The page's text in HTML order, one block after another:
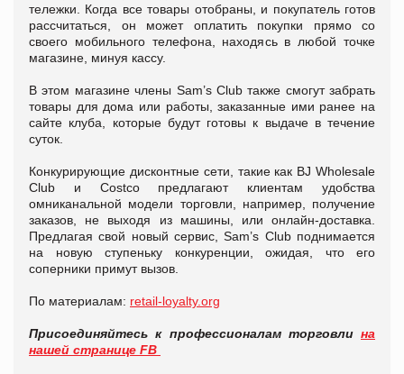
тележки. Когда все товары отобраны, и покупатель готов
рассчитаться, он может оплатить покупки прямо со
своего мобильного телефона, находясь в любой точке
магазине, минуя кассу.
В этом магазине члены Sam’s Club также смогут забрать
товары для дома или работы, заказанные ими ранее на
сайте клуба, которые будут готовы к выдаче в течение
суток.
Конкурирующие дисконтные сети, такие как BJ Wholesale
Club и Costco предлагают клиентам удобства
омниканальной модели торговли, например, получение
заказов, не выходя из машины, или онлайн-доставка.
Предлагая свой новый сервис, Sam’s Club поднимается
на новую ступеньку конкуренции, ожидая, что его
соперники примут вызов.
По материалам: retail-loyalty.org
Присоединяйтесь к профессионалам торговли на
нашей странице FB